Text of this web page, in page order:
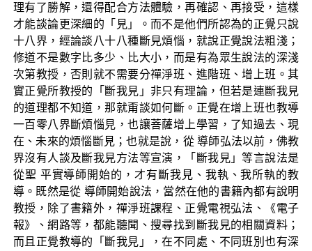
理有了勝解，還得配合方法體驗，再確認、再接受，這樣
才能談論更深細的「見」。而不是他們所認為的正覺只說
十八界，經論談八十八種斷見煩惱，就說正覺說法粗淺；
修道不是數字比多少、比大小，而是有為眾生說法的深淺
次第教授，否則就不需要分禪淨班、進階班、增上班。其
實正覺所教授的「斷我見」非只有理論，但若是連斷我見
的道理都不知道，那就甭談如何斷。正覺在增上班也教導
一百零八界斷煩惱見，也讓菩薩增上學習，了知過去、現
在、未來的煩惱斷見；也就是說，從 導師弘法以前，佛教
界沒有人談及斷我見方法等宣演，「斷我見」等言說法是
從聖 平實導師開始的，才有斷我見、我執、我所執的教
導。既然是從 導師開始說法，當然在他的書籍內都有說明
教授，除了書籍外，禪淨班課程、正覺電視弘法、《電子
報》、網路等，都能聽聞、搜尋找到斷我見的相關資料；
而且正覺教導的「斷我見」，在不同處、不同班別也有深